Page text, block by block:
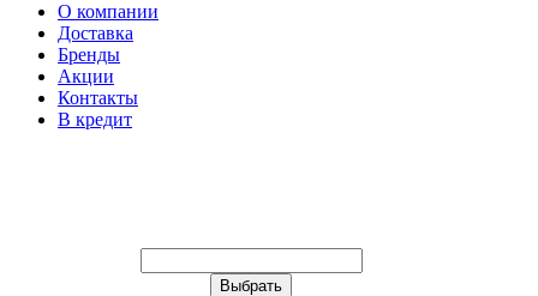
О компании
Доставка
Бренды
Акции
Контакты
В кредит